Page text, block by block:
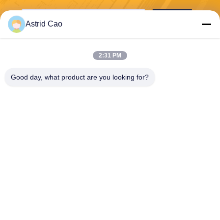
Astrid Cao
2:31 PM
Good day, what product are you looking for?